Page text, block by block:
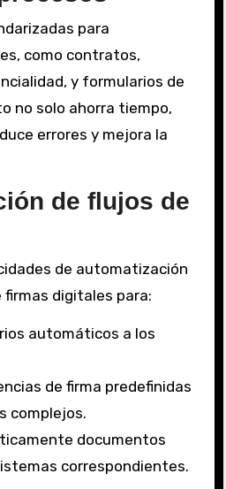
para
como contratos,
y formularios de
no solo ahorra tiempo,
errores y mejora la
de flujos de
de automatización
digitales para:
automáticos a los
de firma predefinidas
complejos.
documentos
correspondientes.